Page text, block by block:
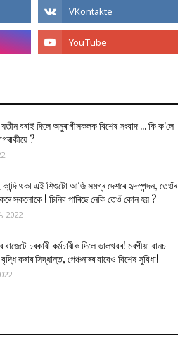
যতীন বৰাই দিলে অনুৰাগীসকলক বিশেষ সংবাদ ... কি ক'লে
?
থকা এই শিশুটো আজি সমগ্ৰ দেশৰে হৃদস্পন্দন, তেওঁৰ
সকলোকে ! চিনিব পাৰিছে নেকি তেওঁ কোন হয় ?
2022
চৰকাৰী কৰ্মচাৰীক দিলে ভালখবৰ! মৰগীয়া বানচ
কৰাৰ সিদ্ধান্ত, পেঞ্চনাৰৰ বাবেও বিশেষ সুবিধা!